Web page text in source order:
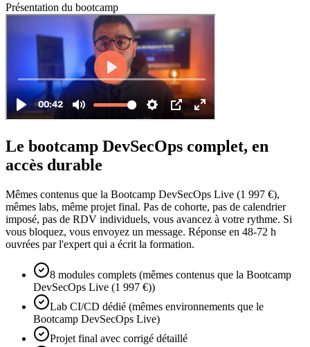
Présentation du bootcamp
Le bootcamp DevSecOps complet, en
accès durable
Mêmes contenus que la Bootcamp DevSecOps Live (1 997 €),
mêmes labs, même projet final. Pas de cohorte, pas de calendrier
imposé, pas de RDV individuels, vous avancez à votre rythme. Si
vous bloquez, vous envoyez un message. Réponse en 48-72 h
ouvrées par l'expert qui a écrit la formation.
8 modules complets (mêmes contenus que la Bootcamp
DevSecOps Live (1 997 €))
Lab CI/CD dédié (mêmes environnements que le
Bootcamp DevSecOps Live)
Projet final avec corrigé détaillé